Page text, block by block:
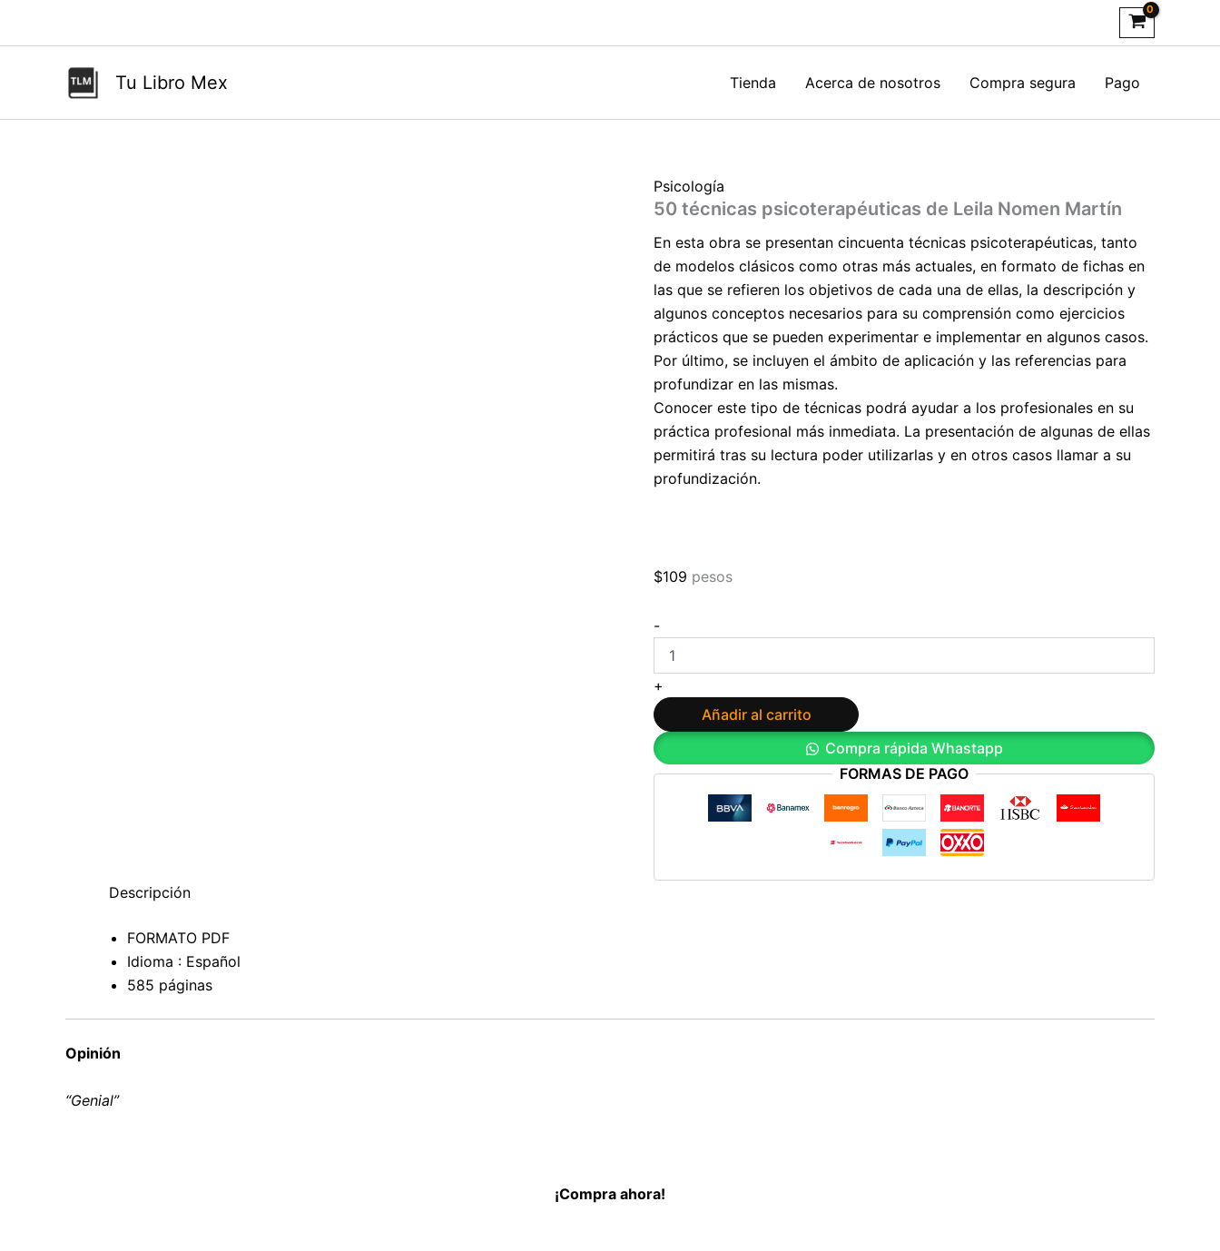
Tu Libro Mex Tienda Acerca de nosotros Compra segura Pago
Psicología
50 técnicas psicoterapéuticas de Leila Nomen Martín
En esta obra se presentan cincuenta técnicas psicoterapéuticas, tanto
de modelos clásicos como otras más actuales, en formato de fichas en
las que se refieren los objetivos de cada una de ellas, la descripción y
algunos conceptos necesarios para su comprensión como ejercicios
prácticos que se pueden experimentar e implementar en algunos casos.
Por último, se incluyen el ámbito de aplicación y las referencias para
profundizar en las mismas.
Conocer este tipo de técnicas podrá ayudar a los profesionales en su
práctica profesional más inmediata. La presentación de algunas de ellas
permitirá tras su lectura poder utilizarlas y en otros casos llamar a su
profundización.
$109 pesos
-
técnicas
psicoterapéuticas
de
Leila
Martín
+
Añadir al carrito
Compra rápida Whastapp
FORMAS DE PAGO
Descripción
FORMATO PDF
Idioma : Español
585 páginas
Opinión
“Genial”
¡Compra ahora!
cantidad